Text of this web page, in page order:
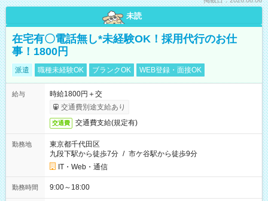
未読
在宅有〇電話無し*未経験OK！採用代行のお仕
事！1800円
派遣 職種未経験OK ブランクOK WEB登録・面接OK
給与
時給1800円＋交
交通費別途支給あり
交通費 交通費支給(規定有)
勤務地
東京都千代田区
九段下駅から徒歩7分 / 市ケ谷駅から徒歩9分
IT・Web・通信
勤務時間 9:00～18:00